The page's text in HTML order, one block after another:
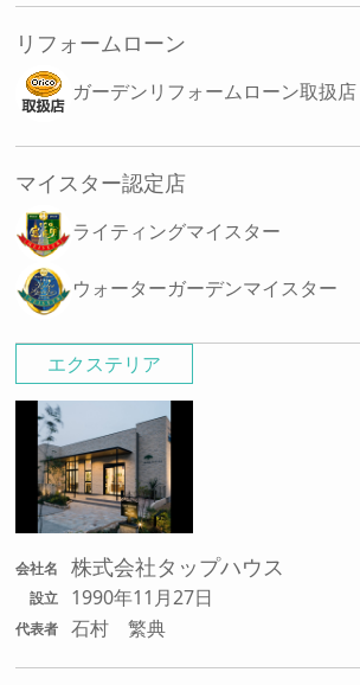
エクステリア
会社名 株式会社タップハウス
設立 1990年11月27日
代表者 石村 繁典
リフォームローン
ガーデンリフォームローン取扱店
マイスター認定店
ライティングマイスター
ウォーターガーデンマイスター